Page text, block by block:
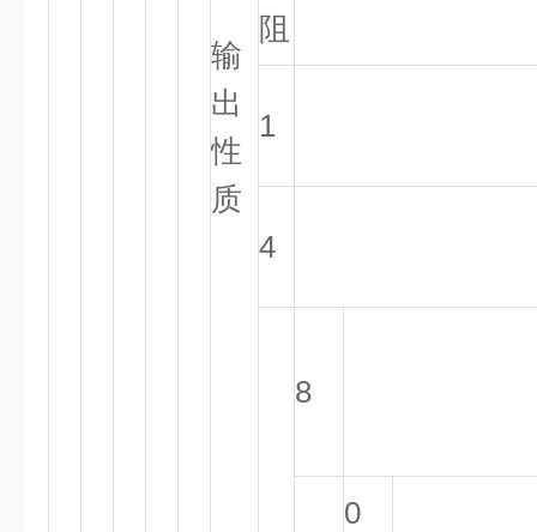
输
出
性
质
阻
1
4
8
0